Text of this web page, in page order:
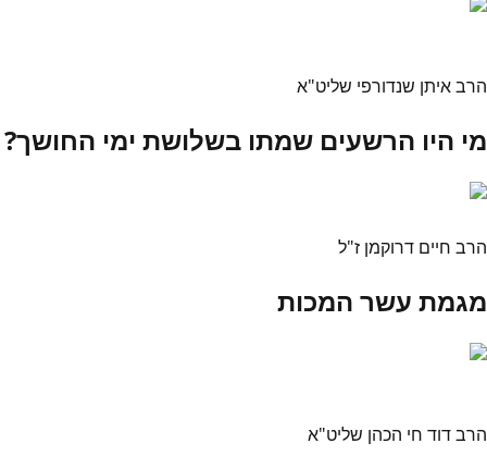
הרב איתן שנדורפי שליט"א
מי היו הרשעים שמתו בשלושת ימי החושך?
הרב חיים דרוקמן ז"ל
מגמת עשר המכות
הרב דוד חי הכהן שליט"א